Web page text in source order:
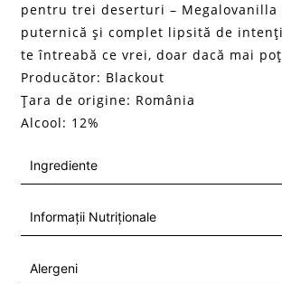
pentru trei deserturi – Megalovanilla
puternică și complet lipsită de
te întreabă ce vrei, doar dacă mai
Producător: Blackout
Țara de origine: România
Alcool: 12%
Ingrediente
Informații Nutriționale
Alergeni